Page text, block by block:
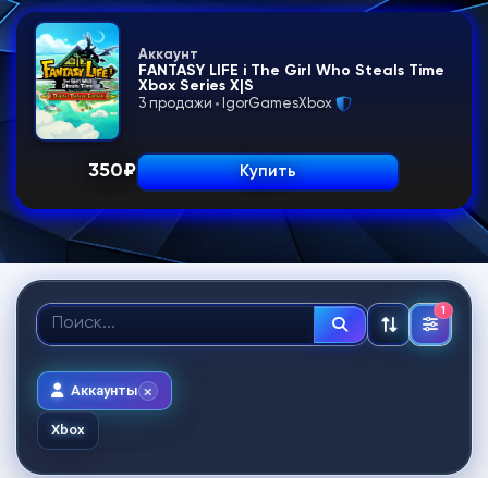
Аккаунт
FANTASY LIFE i The Girl Who Steals Time
Xbox Series X|S
3 продажи IgorGamesXbox
350₽ Купить
1
Аккаунты
Xbox